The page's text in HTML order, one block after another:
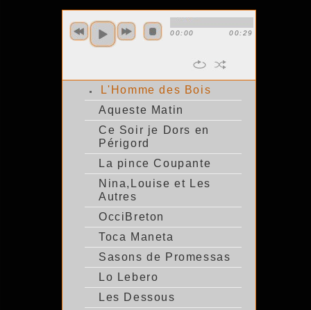
00:00 00:29
L'Homme des Bois
Aqueste Matin
Ce Soir je Dors en
Périgord
La pince Coupante
Nina,Louise et Les
Autres
OcciBreton
Toca Maneta
Sasons de Promessas
Lo Lebero
Les Dessous